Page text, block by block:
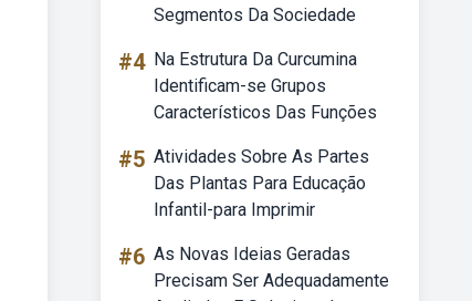
Segmentos Da Sociedade
#4 Na Estrutura Da Curcumina
Identificam-se Grupos
Característicos Das Funções
#5 Atividades Sobre As Partes
Das Plantas Para Educação
Infantil-para Imprimir
#6 As Novas Ideias Geradas
Precisam Ser Adequadamente